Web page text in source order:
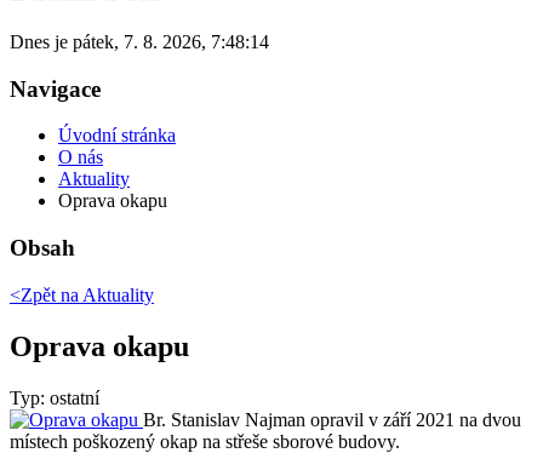
Dnes je pátek, 7. 8. 2026, 7:48:14
Navigace
Úvodní stránka
O nás
Aktuality
Oprava okapu
Obsah
<Zpět na Aktuality
Oprava okapu
Typ: ostatní
Br. Stanislav Najman opravil v září 2021 na dvou
místech poškozený okap na střeše sborové budovy.